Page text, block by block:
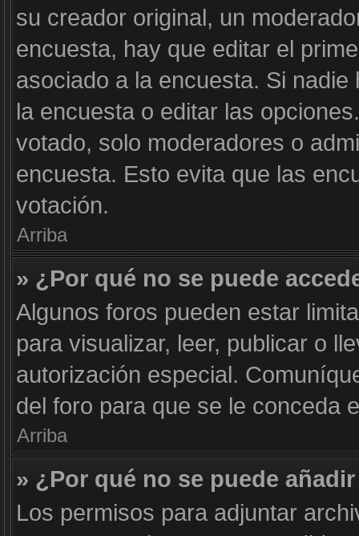
su creador original, un
encuesta, hay que editar el
asociado a la encuesta. Si
la encuesta o editar las
votado, solo moderadores o
encuesta. Esto evita que las
votación.
Arriba
» ¿Por qué no se puede
Algunos foros pueden estar
para visualizar, leer, publicar o
autorización especial.
del foro para que se le conceda
Arriba
» ¿Por qué no se puede
Los permisos para adjuntar